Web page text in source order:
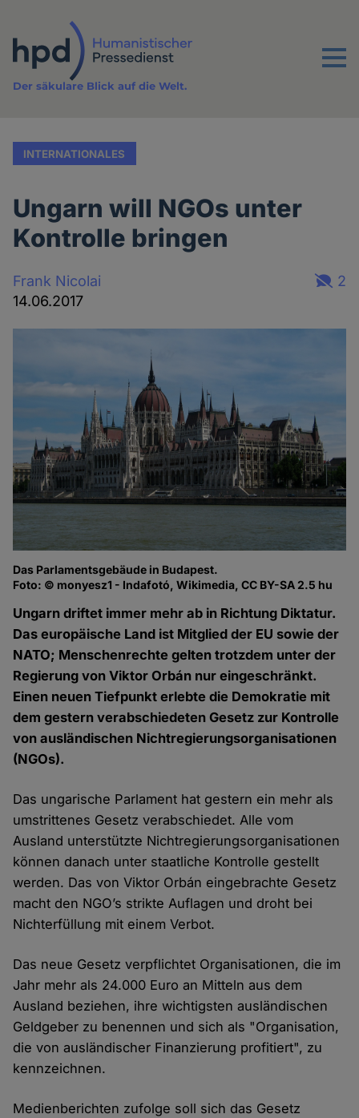
Inhalt
Menu
Der säkulare Blick auf die Welt.
INTERNATIONALES
Ungarn will NGOs unter
Kontrolle bringen
Frank Nicolai
14.06.2017
2
Das Parlamentsgebäude in Budapest.
Foto: © monyesz1 - Indafotó, Wikimedia, CC BY-SA 2.5 hu
Ungarn driftet immer mehr ab in Richtung Diktatur.
Das europäische Land ist Mitglied der EU sowie der
NATO; Menschenrechte gelten trotzdem unter der
Regierung von Viktor Orbán nur eingeschränkt.
Einen neuen Tiefpunkt erlebte die Demokratie mit
dem gestern verabschiedeten Gesetz zur Kontrolle
von ausländischen Nichtregierungsorganisationen
(NGOs).
Das ungarische Parlament hat gestern ein mehr als
umstrittenes Gesetz verabschiedet. Alle vom
Ausland unterstützte Nichtregierungsorganisationen
können danach unter staatliche Kontrolle gestellt
werden. Das von Viktor Orbán eingebrachte Gesetz
macht den NGO’s strikte Auflagen und droht bei
Nichterfüllung mit einem Verbot.
Das neue Gesetz verpflichtet Organisationen, die im
Jahr mehr als 24.000 Euro an Mitteln aus dem
Ausland beziehen, ihre wichtigsten ausländischen
Geldgeber zu benennen und sich als "Organisation,
die von ausländischer Finanzierung profitiert", zu
kennzeichnen.
Medienberichten zufolge soll sich das Gesetz